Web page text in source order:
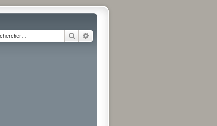
Rechercher